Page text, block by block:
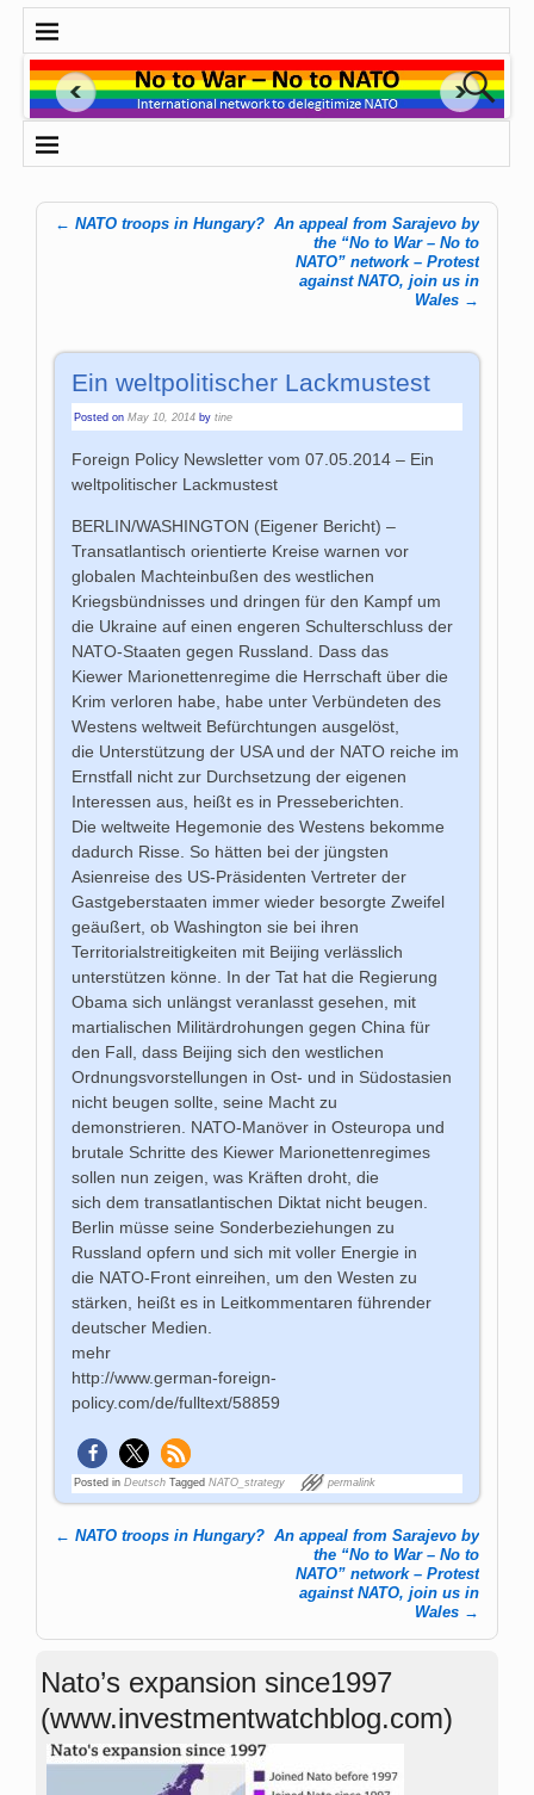
← NATO troops in Hungary? An appeal from Sarajevo by
the “No to War – No to
NATO” network – Protest
against NATO, join us in
Wales →
Ein weltpolitischer Lackmustest
Posted onMay 10, 2014 bytine
Foreign Policy Newsletter vom 07.05.2014 – Ein
weltpolitischer Lackmustest
BERLIN/WASHINGTON (Eigener Bericht) –
Transatlantisch orientierte Kreise warnen vor
globalen Machteinbußen des westlichen
Kriegsbündnisses und dringen für den Kampf um
die Ukraine auf einen engeren Schulterschluss der
NATO-Staaten gegen Russland. Dass das
Kiewer Marionettenregime die Herrschaft über die
Krim verloren habe, habe unter Verbündeten des
Westens weltweit Befürchtungen ausgelöst,
die Unterstützung der USA und der NATO reiche im
Ernstfall nicht zur Durchsetzung der eigenen
Interessen aus, heißt es in Presseberichten.
Die weltweite Hegemonie des Westens bekomme
dadurch Risse. So hätten bei der jüngsten
Asienreise des US-Präsidenten Vertreter der
Gastgeberstaaten immer wieder besorgte Zweifel
geäußert, ob Washington sie bei ihren
Territorialstreitigkeiten mit Beijing verlässlich
unterstützen könne. In der Tat hat die Regierung
Obama sich unlängst veranlasst gesehen, mit
martialischen Militärdrohungen gegen China für
den Fall, dass Beijing sich den westlichen
Ordnungsvorstellungen in Ost- und in Südostasien
nicht beugen sollte, seine Macht zu
demonstrieren. NATO-Manöver in Osteuropa und
brutale Schritte des Kiewer Marionettenregimes
sollen nun zeigen, was Kräften droht, die
sich dem transatlantischen Diktat nicht beugen.
Berlin müsse seine Sonderbeziehungen zu
Russland opfern und sich mit voller Energie in
die NATO-Front einreihen, um den Westen zu
stärken, heißt es in Leitkommentaren führender
deutscher Medien.
mehr
http://www.german-foreign-
policy.com/de/fulltext/58859
Posted in Deutsch Tagged NATO_strategy permalink
← NATO troops in Hungary? An appeal from Sarajevo by
the “No to War – No to
NATO” network – Protest
against NATO, join us in
Wales →
Nato’s expansion since1997
(www.investmentwatchblog.com)